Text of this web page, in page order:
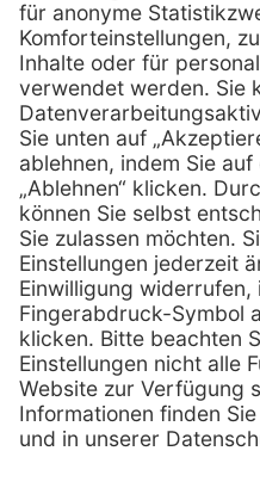
01
Telefax:01 /
E-Mail: info @
Services
Vorteile
Eigenmarke
Leasing
Technischer Service
Kataloge / Downloads